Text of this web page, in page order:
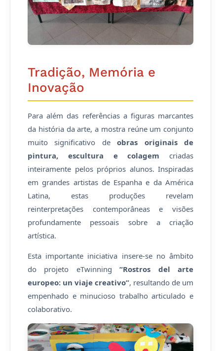
Tradição, Memória e
Inovação
Para além das referências a figuras marcantes
da história da arte, a mostra reúne um conjunto
muito significativo deobras originais de
pintura, escultura e colagem criadas
inteiramente pelos próprios alunos. Inspiradas
em grandes artistas de Espanha e da América
Latina, estas produções revelam
reinterpretações contemporâneas e visões
profundamente pessoais sobre a criação
artística.
Esta importante iniciativa insere-se no âmbito
do projeto eTwinning“Rostros del arte
europeo: un viaje creativo”, resultando de um
empenhado e minucioso trabalho articulado e
colaborativo.